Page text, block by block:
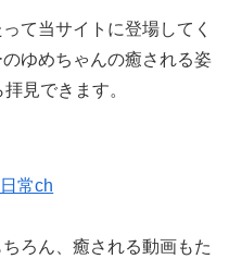
て当サイトに登場してく
ゆめちゃんの癒される姿
見できます。
常ch
ろん、癒される動画もた